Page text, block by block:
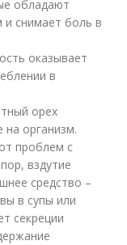
обладают
и снимает боль в
оказывает
в
орех
на организм.
проблем с
вздутие
средство –
в супы или
секреции